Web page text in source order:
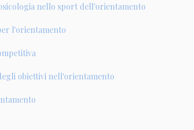
nello sport dell'orientamento
l'orientamento
obiettivi nell'orientamento